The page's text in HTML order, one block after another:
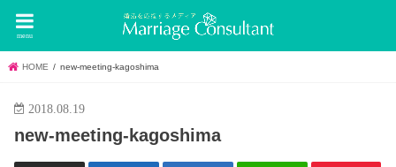
menu
HOME new-meeting-kagoshima
2018.08.19
new-meeting-kagoshima